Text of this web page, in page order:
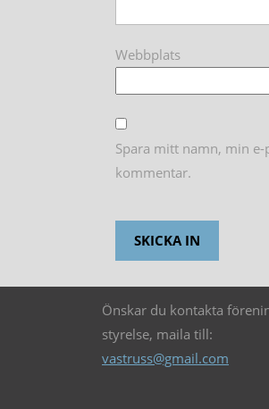
Webbplats
Spara mitt namn, min
kommentar.
Önskar du kontakta
styrelse, maila till:
vastruss@gmail.com